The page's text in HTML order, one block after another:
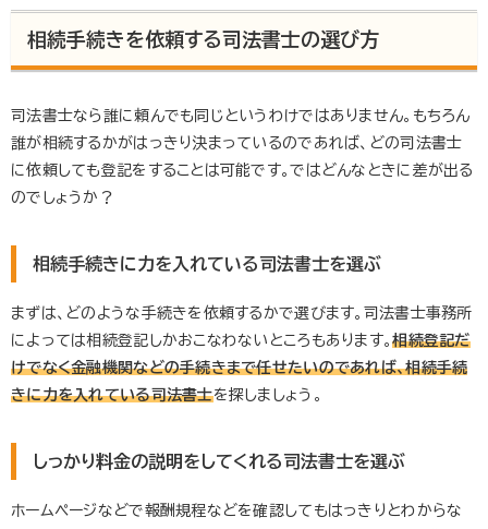
相続手続きを依頼する司法書士の選び方
司法書士なら誰に頼んでも同じというわけではありません。もちろん
誰が相続するかがはっきり決まっているのであれば、どの司法書士
に依頼しても登記をすることは可能です。ではどんなときに差が出る
のでしょうか？
相続手続きに力を入れている司法書士を選ぶ
まずは、どのような手続きを依頼するかで選びます。司法書士事務所
によっては相続登記しかおこなわないところもあります。相続登記だ
けでなく金融機関などの手続きまで任せたいのであれば、相続手続
きに力を入れている司法書士を探しましょう。
しっかり料金の説明をしてくれる司法書士を選ぶ
ホームページなどで報酬規程などを確認してもはっきりとわからな